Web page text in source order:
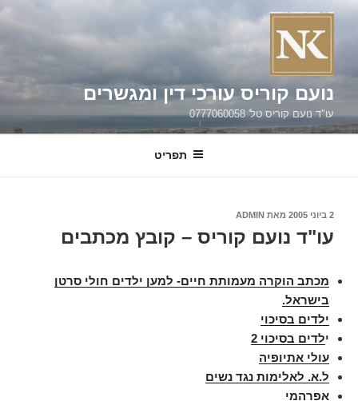
דילוג
נועם קוריס עורכי דין ומגשרים
עו"ד נועם קוריס טל' 0777060058
תפריט
פורסם
2 ביוני 2005 מאת ADMIN
עו"ד נועם קוריס – קובץ מכתבים
מכתב הוקרה מעמותת חיים- למען ילדים חולי סרטן
בישראל.
ילדים בסיכוי
ילדים בסיכוי 2
עולי אתיופיה
ל.א. לאלימות נגד נשים
אפרהמי